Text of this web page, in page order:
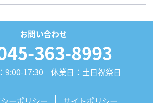
お問い合わせ
363-8993
9:00-17:30 休業日：土日祝祭日
ーポリシー サイトポリシー